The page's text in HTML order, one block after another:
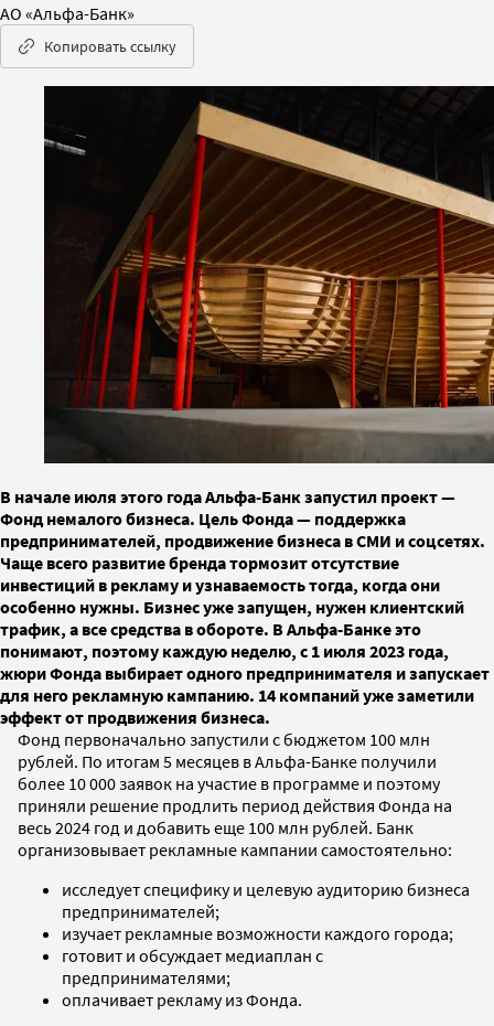
АО «Альфа-Банк»
Копировать ссылку
В начале июля этого года Альфа-Банк запустил проект —
Фонд немалого бизнеса. Цель Фонда — поддержка
предпринимателей, продвижение бизнеса в СМИ и соцсетях.
Чаще всего развитие бренда тормозит отсутствие
инвестиций в рекламу и узнаваемость тогда, когда они
особенно нужны. Бизнес уже запущен, нужен клиентский
трафик, а все средства в обороте. В Альфа-Банке это
понимают, поэтому каждую неделю, с 1 июля 2023 года,
жюри Фонда выбирает одного предпринимателя и запускает
для него рекламную кампанию. 14 компаний уже заметили
эффект от продвижения бизнеса.
Фонд первоначально запустили с бюджетом 100 млн
рублей. По итогам 5 месяцев в Альфа-Банке получили
более 10 000 заявок на участие в программе и поэтому
приняли решение продлить период действия Фонда на
весь 2024 год и добавить еще 100 млн рублей. Банк
организовывает рекламные кампании самостоятельно:
исследует специфику и целевую аудиторию бизнеса
предпринимателей;
изучает рекламные возможности каждого города;
готовит и обсуждает медиаплан с
предпринимателями;
оплачивает рекламу из Фонда.